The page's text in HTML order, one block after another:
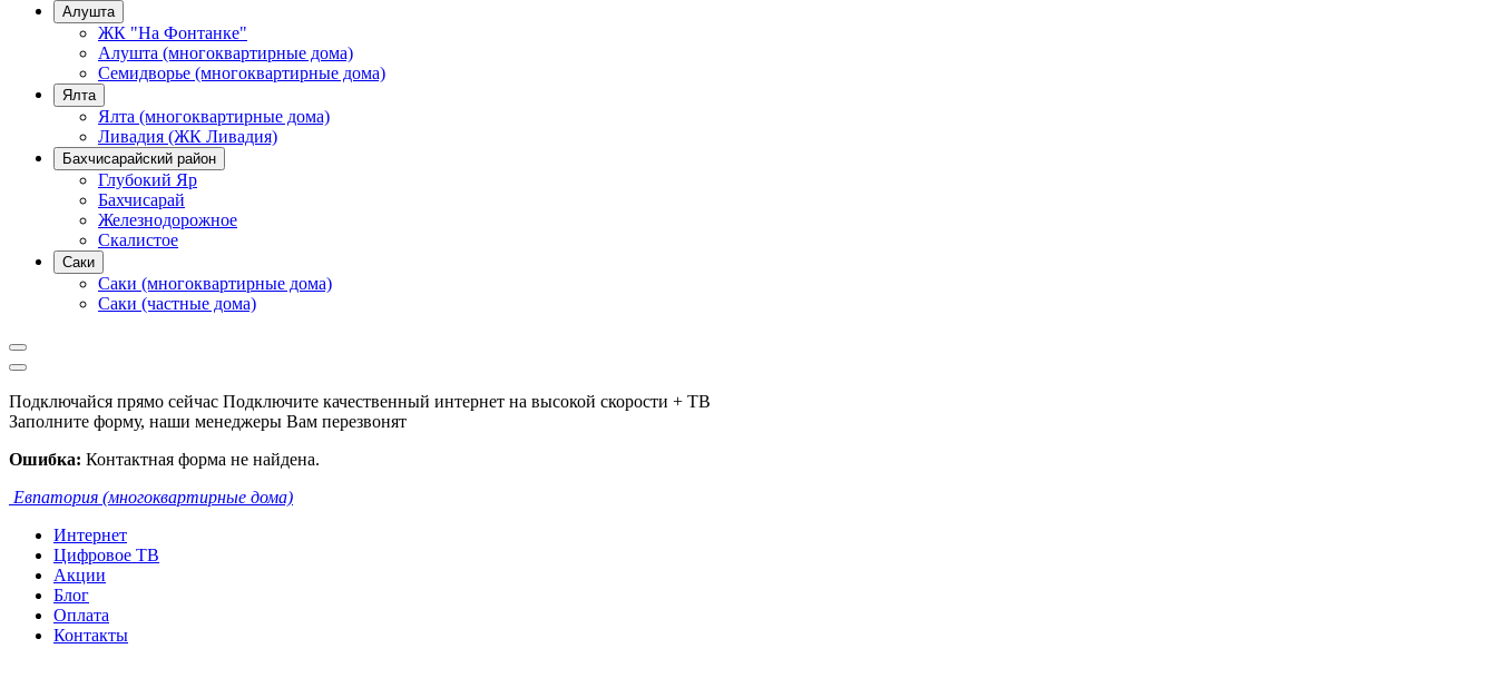
Алушта
ЖК "На Фонтанке"
Алушта (многоквартирные дома)
Семидворье (многоквартирные дома)
Ялта
Ялта (многоквартирные дома)
Ливадия (ЖК Ливадия)
Бахчисарайский район
Глубокий Яр
Бахчисарай
Железнодорожное
Скалистое
Саки
Саки (многоквартирные дома)
Саки (частные дома)
Подключайся прямо сейчас Подключите качественный интернет на высокой скорости + ТВ
Заполните форму, наши менеджеры Вам перезвонят
Ошибка: Контактная форма не найдена.
Евпатория (многоквартирные дома)
Интернет
Цифровое ТВ
Акции
Блог
Оплата
Контакты